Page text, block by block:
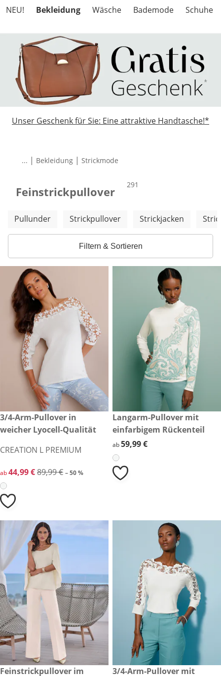
NEU!
Bekleidung Wäsche Bademode Schuhe
Unser Geschenk für Sie: Eine attraktive Handtasche!*
... | Bekleidung | Strickmode
Feinstrickpullover Total number of products:
291
Weitere Kategorien überspringen
Pullunder Strickpullover Strickjacken
Filtern & Sortieren
reduzierter Preis 44,99 €, vorheriger Preis: 89,99 €
-50 %
3/4-Arm-Pullover in
weicher Lyocell-Qualität
CREATION L PREMIUM
reduzierter Preis 44,99 €, vorheriger Preis: 89,99 €
ab44,99 €89,99 € – 50 %
59,99 €
Langarm-Pullover mit
einfarbigem Rückenteil
59,99 €
ab59,99 €
69,99 €
Feinstrickpullover im 59,99 €
3/4-Arm-Pullover mit